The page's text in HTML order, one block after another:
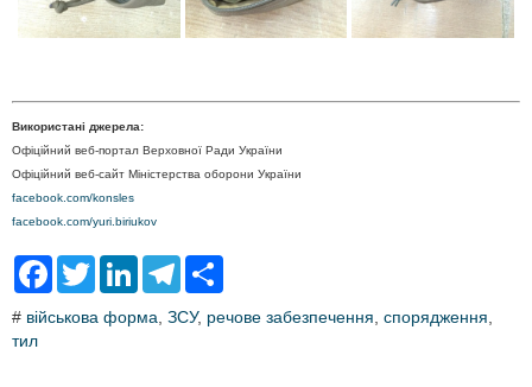
Використані джерела:
Офіційний веб-портал Верховної Ради України
Офіційний веб-сайт Міністерства оборони України
facebook.com/konsles
facebook.com/yuri.biriukov
F
e
T
t
L
k
T
e
r
# військова форма ЗСУ, речове забезпечення спорядження
тил